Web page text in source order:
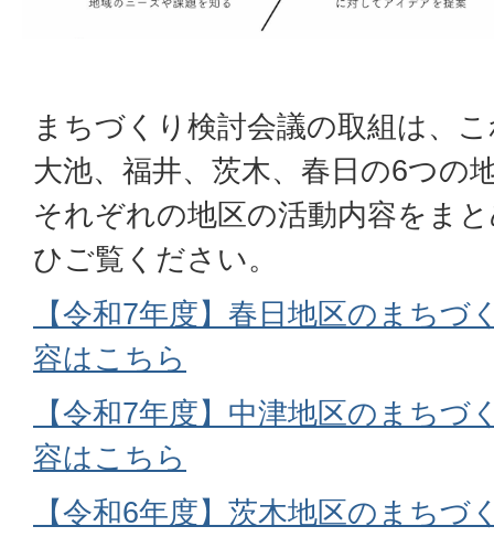
まちづくり検討会議の取組は、
大池、福井、茨木、春日の6つの
それぞれの地区の活動内容をま
ひご覧ください。
【令和7年度】春日地区のまちづ
容はこちら
【令和7年度】中津地区のまちづ
容はこちら
【令和6年度】茨木地区のまちづ